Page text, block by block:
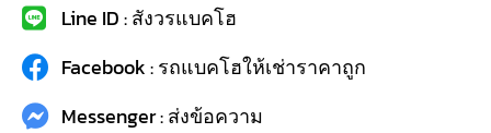
Line ID : สังวรแบคโฮ
Facebook : รถแบคโฮให้เช่าราคาถูก
Messenger : ส่งข้อความ